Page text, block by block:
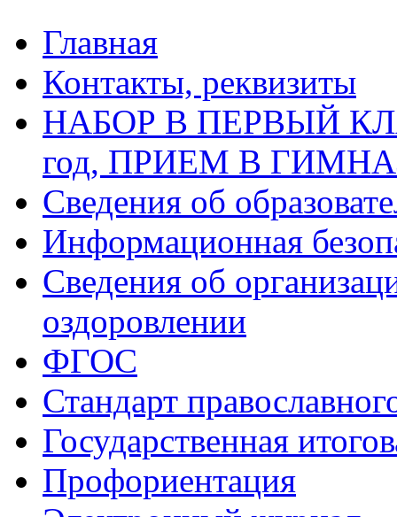
Главная
Контакты, реквизиты
НАБОР В ПЕРВЫЙ
год, ПРИЕМ В
Сведения об
Информационная
Сведения об
оздоровлении
ФГОС
Стандарт
Государственная
Профориентация